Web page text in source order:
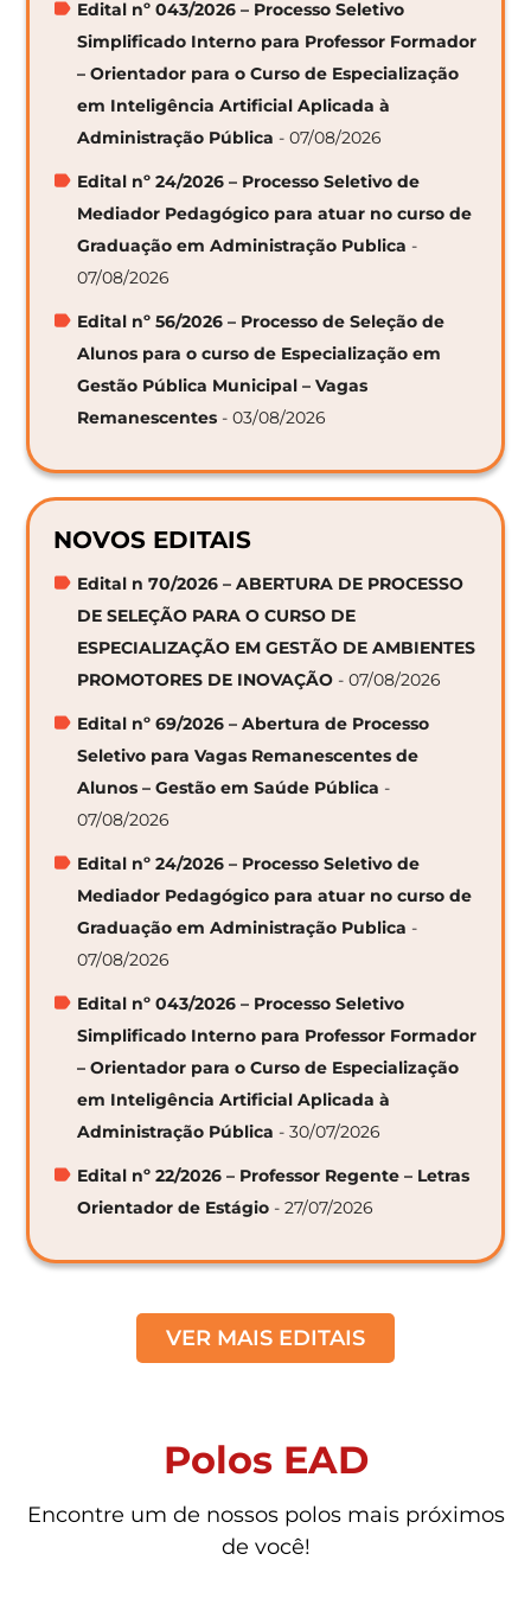
Edital nº 043/2026 – Processo Seletivo
Simplificado Interno para Professor Formador
– Orientador para o Curso de Especialização
em Inteligência Artificial Aplicada à
Administração Pública - 07/08/2026
Edital nº 24/2026 – Processo Seletivo de
Mediador Pedagógico para atuar no curso de
Graduação em Administração Publica -
07/08/2026
Edital nº 56/2026 – Processo de Seleção de
Alunos para o curso de Especialização em
Gestão Pública Municipal – Vagas
Remanescentes - 03/08/2026
NOVOS EDITAIS
Edital n 70/2026 – ABERTURA DE PROCESSO
DE SELEÇÃO PARA O CURSO DE
ESPECIALIZAÇÃO EM GESTÃO DE AMBIENTES
PROMOTORES DE INOVAÇÃO - 07/08/2026
Edital nº 69/2026 – Abertura de Processo
Seletivo para Vagas Remanescentes de
Alunos – Gestão em Saúde Pública -
07/08/2026
Edital nº 24/2026 – Processo Seletivo de
Mediador Pedagógico para atuar no curso de
Graduação em Administração Publica -
07/08/2026
Edital nº 043/2026 – Processo Seletivo
Simplificado Interno para Professor Formador
– Orientador para o Curso de Especialização
em Inteligência Artificial Aplicada à
Administração Pública - 30/07/2026
Edital nº 22/2026 – Professor Regente – Letras
Orientador de Estágio - 27/07/2026
VER MAIS EDITAIS
Polos EAD
Encontre um de nossos polos mais próximos
de você!